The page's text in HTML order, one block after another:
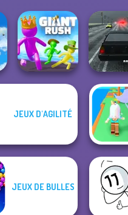
Highway
JEUX D'AGILITÉ
JEUX DE BULLES